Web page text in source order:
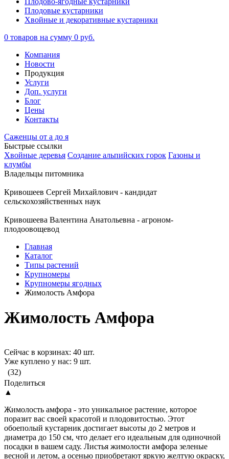
Плодовые кустарники
Хвойные и декоративные кустарники
0 товаров на сумму 0 руб.
Компания
Новости
Продукция
Услуги
Доп. услуги
Блог
Цены
Контакты
Саженцы от а до я
Быстрые ссылки
Хвойные деревья Создание альпийских горок Газоны и
клумбы
Владельцы питомника
Кривошеев Сергей Михайлович - кандидат
сельскохозяйственных наук
Кривошеева Валентина Анатольевна - агроном-
плодоовощевод
Главная
Каталог
Типы растений
Крупномеры
Крупномеры ягодных
Жимолость Амфора
Жимолость Амфора
Сейчас в корзинах: 40 шт.
Уже куплено у нас: 9 шт.
(32)
Поделиться
▲
Жимолость амфора - это уникальное растение, которое
поразит вас своей красотой и плодовитостью. Этот
обоеполый кустарник достигает высоты до 2 метров и
диаметра до 150 см, что делает его идеальным для одиночной
посадки в вашем саду. Листья жимолости амфора зеленые
весной и летом, а осенью приобретают яркую желтую окраску,